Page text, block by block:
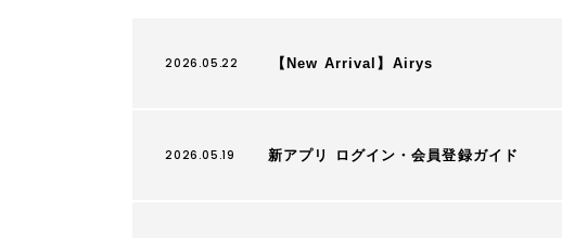
2026.05.22 【New Arrival】Airys
2026.05.19 新アプリ ログイン・会員登録ガイド